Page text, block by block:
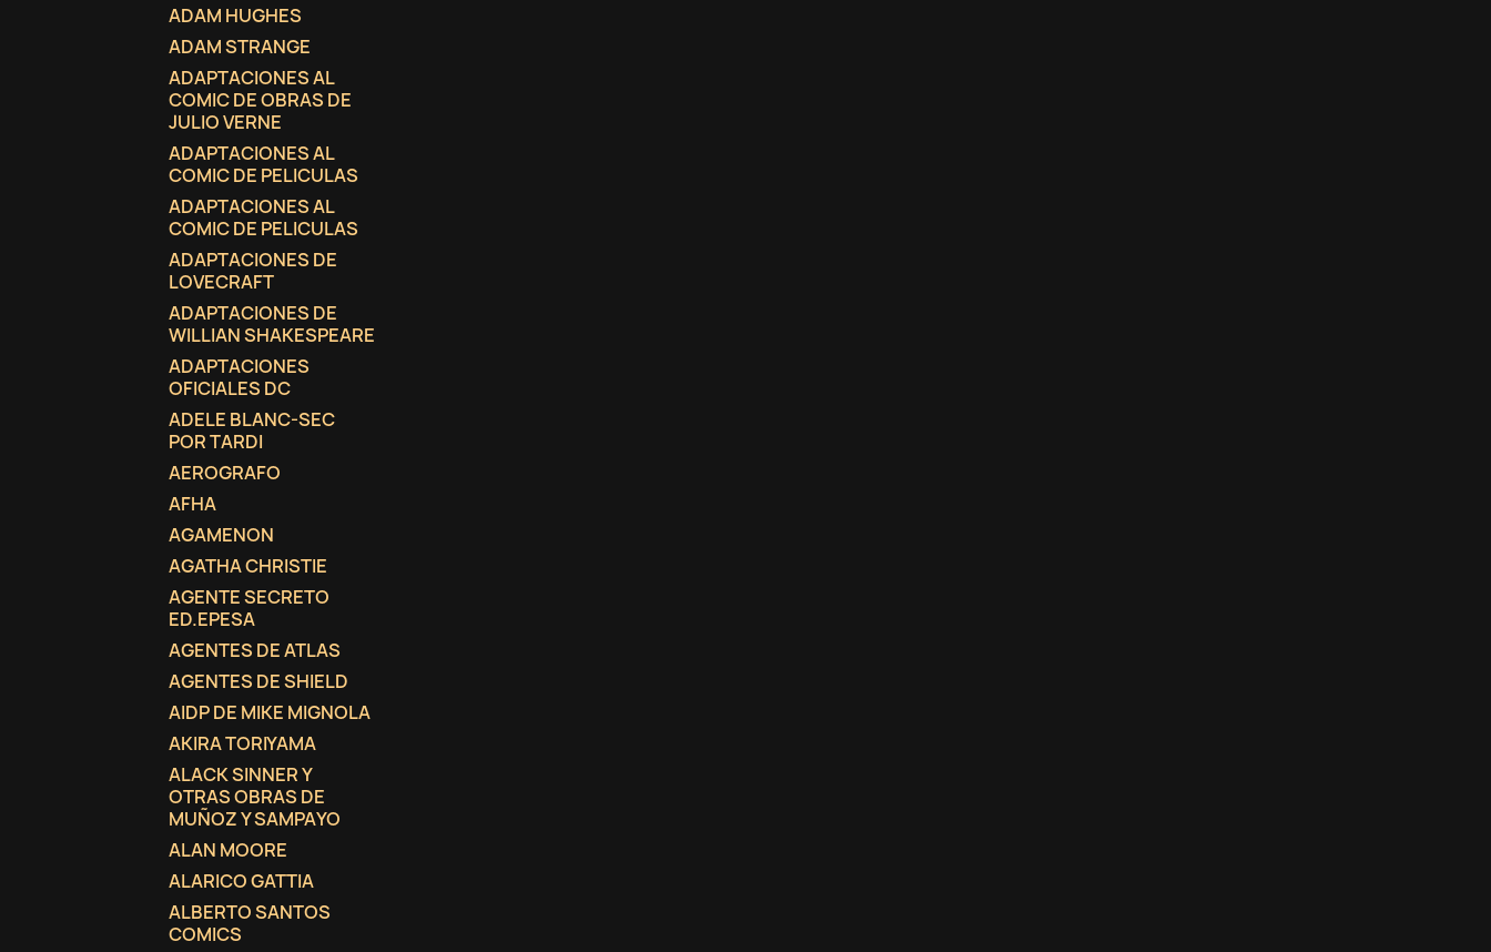
ADAM HUGHES
ADAM STRANGE
ADAPTACIONES AL
COMIC DE OBRAS DE
JULIO VERNE
ADAPTACIONES AL
COMIC DE PELICULAS
ADAPTACIONES AL
COMIC DE PELICULAS
ADAPTACIONES DE
LOVECRAFT
ADAPTACIONES DE
WILLIAN SHAKESPEARE
ADAPTACIONES
OFICIALES DC
ADELE BLANC-SEC
POR TARDI
AEROGRAFO
AFHA
AGAMENON
AGATHA CHRISTIE
AGENTE SECRETO
ED.EPESA
AGENTES DE ATLAS
AGENTES DE SHIELD
AIDP DE MIKE MIGNOLA
AKIRA TORIYAMA
ALACK SINNER Y
OTRAS OBRAS DE
MUÑOZ Y SAMPAYO
ALAN MOORE
ALARICO GATTIA
ALBERTO SANTOS
COMICS